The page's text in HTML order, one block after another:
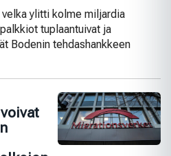
velka ylitti kolme miljardia
tuplaantuivat ja
Bodenin tehdashankkeen